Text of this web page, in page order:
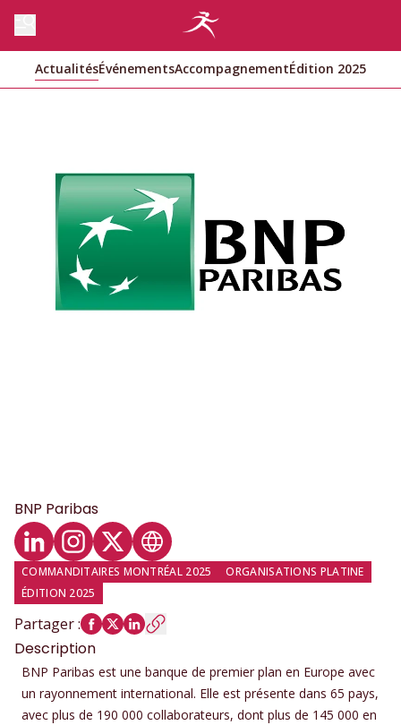
ActualitésÉvénementsAccompagnementÉdition 2025
BNP Paribas
Profil LinkedIn
Profil Instagram
Profil Twitter
Site web
COMMANDITAIRES MONTRÉAL 2025
ORGANISATIONS PLATINE
ÉDITION 2025
Partager:
Description
BNP Paribas est une banque de premier plan en Europe avec
un rayonnement international. Elle est présente dans 65 pays,
avec plus de 190 000 collaborateurs, dont plus de 145 000 en